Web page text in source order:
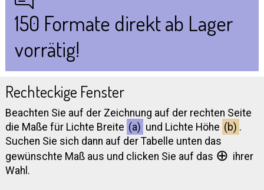
150 Formate direkt ab Lager
vorrätig!
Rechteckige Fenster
Beachten Sie auf der Zeichnung auf der rechten Seite
die Maße für Lichte Breite (a) und Lichte Höhe (b) .
Suchen Sie sich dann auf der Tabelle unten das
gewünschte Maß aus und clicken Sie auf das ⊕ ihrer
Wahl.